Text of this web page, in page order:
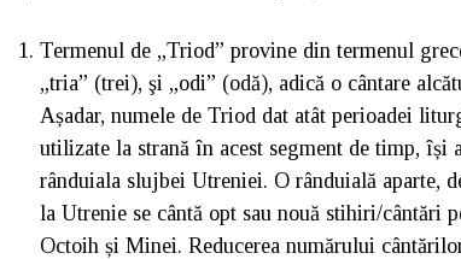
Termenul de „Triod” provine din termenul
„tria” (trei), şi „odi” (odă), adică o cântare
Așadar, numele de Triod dat atât perioadei
utilizate la strană în acest segment de timp, își
rânduiala slujbei Utreniei. O rânduială aparte,
la Utrenie se cântă opt sau nouă stihiri/cântări
Octoih și Minei. Reducerea numărului